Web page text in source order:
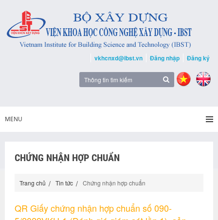
vkhcnxd@ibst.vn Đăng nhập Đăng ký
MENU
CHỨNG NHẬN HỢP CHUẨN
Trang chủ Tin tức Chứng nhận hợp chuẩn
QR Giấy chứng nhận hợp chuẩn số 090-